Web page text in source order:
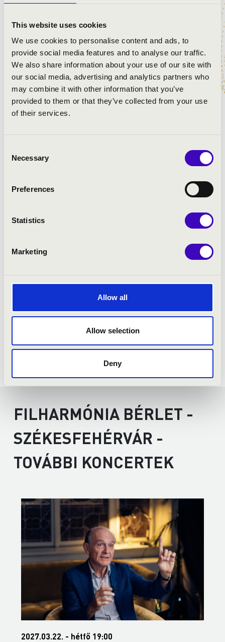
This website uses cookies
We use cookies to personalise content and ads, to
provide social media features and to analyse our traffic.
We also share information about your use of our site with
our social media, advertising and analytics partners who
may combine it with other information that you’ve
provided to them or that they’ve collected from your use
of their services.
Selection
Necessary
Preferences
Statistics
Marketing
Allow all
Allow selection
Deny
romantikus áradásában!
ELŐADÓK:
Camerata Pelsonore
Kondorosi Karolina- hegedű
Baráti Kristóf- hegedű
Roman Mikola- Művészeti vezető, koncertmester
MŰSOR:
BWV 1043
Johann Sebastian Bach: E-dúr hegedűverseny, BWV
Antonín Dvořák: Vonósszerenád, op. 22
FILHARMÓNIA BÉRLET -
SZÉKESFEHÉRVÁR -
TOVÁBBI KONCERTEK
2027.03.22. - hétfő 19:00